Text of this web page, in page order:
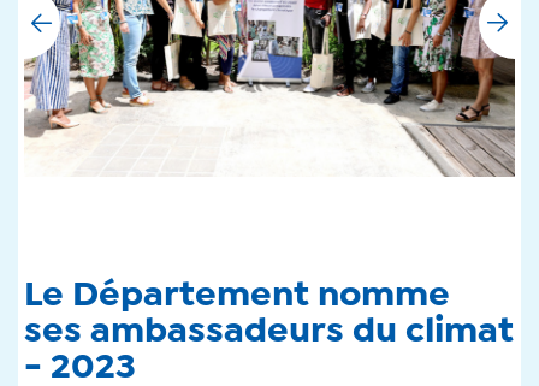
Le Département nomme
ses ambassadeurs du climat
- 2023